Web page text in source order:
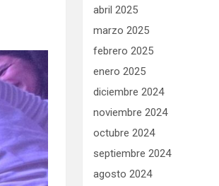
abril 2025
marzo 2025
febrero 2025
enero 2025
diciembre 2024
noviembre 2024
octubre 2024
septiembre 2024
agosto 2024